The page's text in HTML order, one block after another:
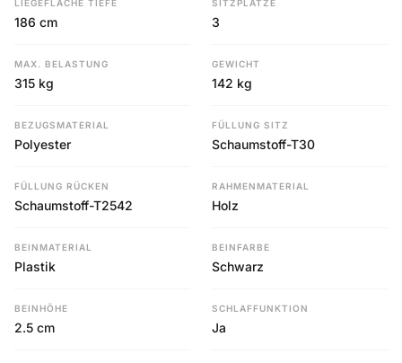
LIEGEFLÄCHE TIEFE
186 cm
SITZPLÄTZE
3
MAX. BELASTUNG
315 kg
GEWICHT
142 kg
BEZUGSMATERIAL
Polyester
FÜLLUNG SITZ
Schaumstoff-T30
FÜLLUNG RÜCKEN
Schaumstoff-T2542
RAHMENMATERIAL
Holz
BEINMATERIAL
Plastik
BEINFARBE
Schwarz
BEINHÖHE
2.5 cm
SCHLAFFUNKTION
Ja